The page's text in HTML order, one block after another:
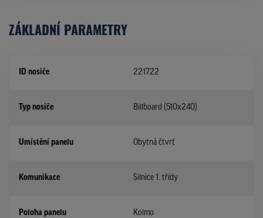
ZÁKLADNÍ PARAMETRY
ID nosiče 221722
Typ nosiče Billboard (510x240)
Umístění panelu Obytná čtvrť
Komunikace Silnice 1. třídy
Poloha panelu Kolmo